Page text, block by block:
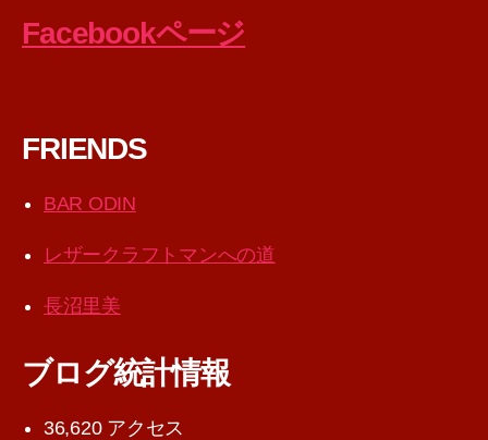
Facebookページ
FRIENDS
BAR ODIN
レザークラフトマンへの道
長沼里美
ブログ統計情報
36,620 アクセス